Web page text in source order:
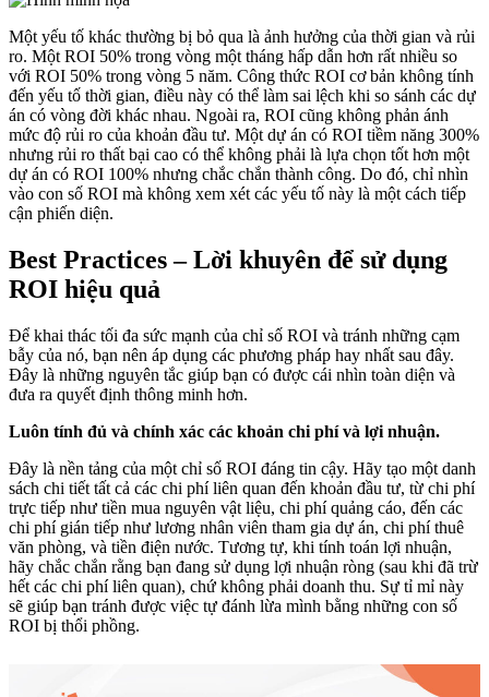
Một yếu tố khác thường bị bỏ qua là ảnh hưởng của thời gian và rủi
ro. Một ROI 50% trong vòng một tháng hấp dẫn hơn rất nhiều so
với ROI 50% trong vòng 5 năm. Công thức ROI cơ bản không tính
đến yếu tố thời gian, điều này có thể làm sai lệch khi so sánh các dự
án có vòng đời khác nhau. Ngoài ra, ROI cũng không phản ánh
mức độ rủi ro của khoản đầu tư. Một dự án có ROI tiềm năng 300%
nhưng rủi ro thất bại cao có thể không phải là lựa chọn tốt hơn một
dự án có ROI 100% nhưng chắc chắn thành công. Do đó, chỉ nhìn
vào con số ROI mà không xem xét các yếu tố này là một cách tiếp
cận phiến diện.
Best Practices – Lời khuyên để sử dụng
ROI hiệu quả
Để khai thác tối đa sức mạnh của chỉ số ROI và tránh những cạm
bẫy của nó, bạn nên áp dụng các phương pháp hay nhất sau đây.
Đây là những nguyên tắc giúp bạn có được cái nhìn toàn diện và
đưa ra quyết định thông minh hơn.
Luôn tính đủ và chính xác các khoản chi phí và lợi nhuận.
Đây là nền tảng của một chỉ số ROI đáng tin cậy. Hãy tạo một danh
sách chi tiết tất cả các chi phí liên quan đến khoản đầu tư, từ chi phí
trực tiếp như tiền mua nguyên vật liệu, chi phí quảng cáo, đến các
chi phí gián tiếp như lương nhân viên tham gia dự án, chi phí thuê
văn phòng, và tiền điện nước. Tương tự, khi tính toán lợi nhuận,
hãy chắc chắn rằng bạn đang sử dụng lợi nhuận ròng (sau khi đã trừ
hết các chi phí liên quan), chứ không phải doanh thu. Sự tỉ mỉ này
sẽ giúp bạn tránh được việc tự đánh lừa mình bằng những con số
ROI bị thổi phồng.